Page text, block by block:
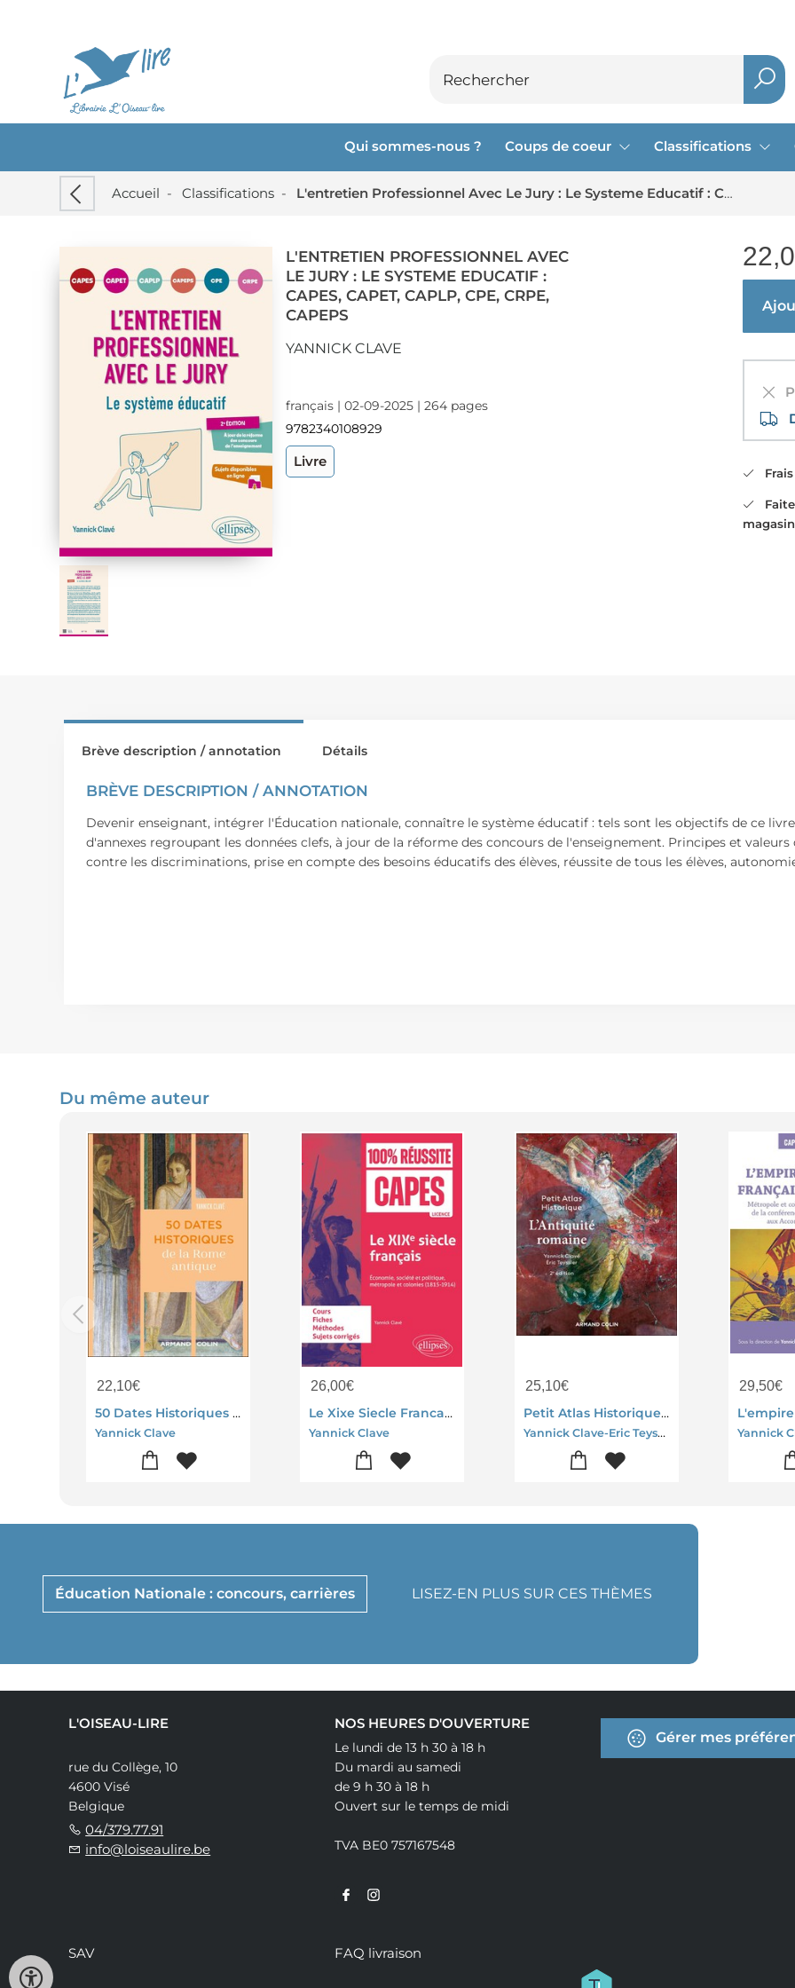
Qui sommes-nous ? Coups de coeur Classifications
Accueil - Classifications - L'entretien Professionnel Avec Le Jury : Le Systeme Educatif : Capes, Capet, Caplp, Cpe, Crpe, Capeps
L'ENTRETIEN PROFESSIONNEL AVEC
LE JURY : LE SYSTEME EDUCATIF :
CAPES, CAPET, CAPLP, CPE, CRPE,
CAPEPS
YANNICK CLAVE
français | 02-09-2025 | 264 pages
9782340108929
Livre
Frais
magasin
Brève description / annotation
BRÈVE DESCRIPTION / ANNOTATION
Devenir enseignant, intégrer l'Éducation nationale, connaître le système éducatif : tels sont les objectifs de ce
d'annexes regroupant les données clefs, à jour de la réforme des concours de l'enseignement. Principes et
contre les discriminations, prise en compte des besoins éducatifs des élèves, réussite de tous les élèves,
Détails
Du même auteur
22,10€
50 Dates Historiques De La Rome Antique
Yannick Clave
26,00€
Le Xixe Siecle Francais : Economie, Societe Et Politique, Metropole Et Colonies (1815-1914) ; Capes D'histoire-geographie
Yannick Clave
25,10€
Petit Atlas Historique : L'antiquite Romaine (2e Edition)
Yannick Clave-Eric Teyssier
29,50€
Éducation Nationale : concours, carrières LISEZ-EN PLUS SUR CES THÈMES
L'OISEAU-LIRE
rue du Collège, 10
4600 Visé
Belgique
04/379.77.91
info@loiseaulire.be
NOS HEURES D'OUVERTURE
Le lundi de 13 h 30 à 18 h
Du mardi au samedi
de 9 h 30 à 18 h
Ouvert sur le temps de midi
TVA BE0 757167548
Gérer mes
SAV FAQ livraison